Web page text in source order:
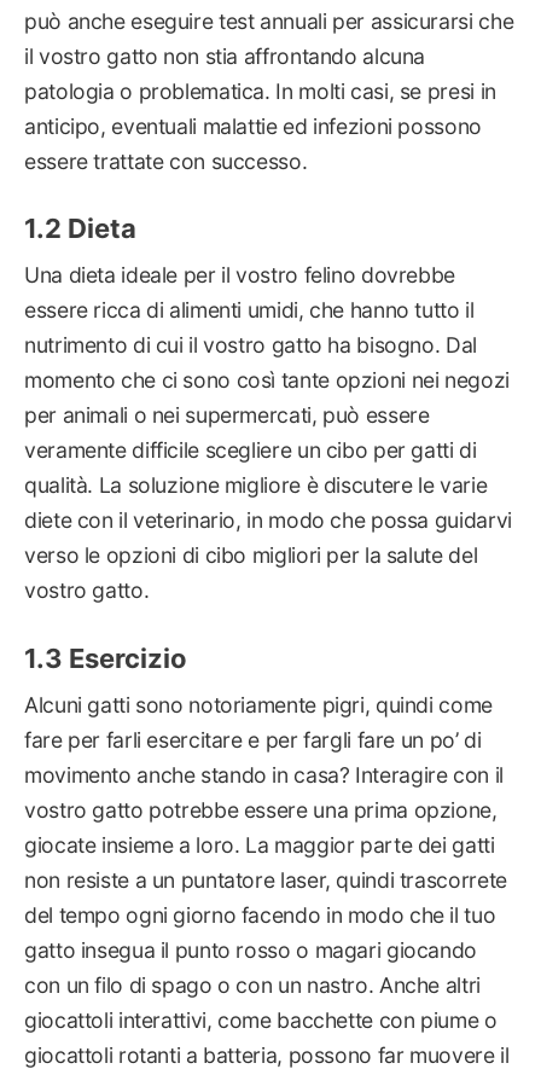
può anche eseguire test annuali per assicurarsi che
il vostro gatto non stia affrontando alcuna
patologia o problematica. In molti casi, se presi in
anticipo, eventuali malattie ed infezioni possono
essere trattate con successo.
Dieta
Una dieta ideale per il vostro felino dovrebbe
essere ricca di alimenti umidi, che hanno tutto il
nutrimento di cui il vostro gatto ha bisogno. Dal
momento che ci sono così tante opzioni nei negozi
per animali o nei supermercati, può essere
veramente difficile scegliere un cibo per gatti di
qualità. La soluzione migliore è discutere le varie
diete con il veterinario, in modo che possa guidarvi
verso le opzioni di cibo migliori per la salute del
vostro gatto.
Esercizio
Alcuni gatti sono notoriamente pigri, quindi come
fare per farli esercitare e per fargli fare un po’ di
movimento anche stando in casa? Interagire con il
vostro gatto potrebbe essere una prima opzione,
giocate insieme a loro. La maggior parte dei gatti
non resiste a un puntatore laser, quindi trascorrete
del tempo ogni giorno facendo in modo che il tuo
gatto insegua il punto rosso o magari giocando
con un filo di spago o con un nastro. Anche altri
giocattoli interattivi, come bacchette con piume o
giocattoli rotanti a batteria, possono far muovere il